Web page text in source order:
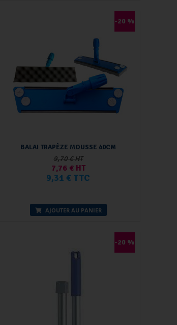
-20 %
BALAI TRAPÈZE MOUSSE 40CM
9,70 € HT
7,76 € HT
9,31 € TTC
AJOUTER AU PANIER
-20 %